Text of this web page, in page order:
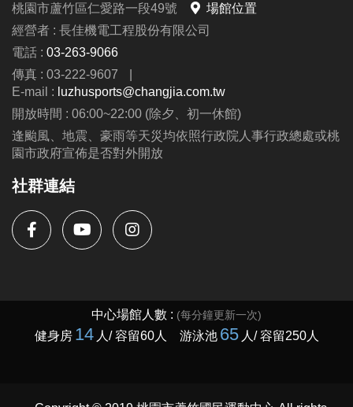
桃園市蘆竹區仁愛路一段49號
場館位置
經營者 : 長佳機電工程股份有限公司
電話 : 03-263-9066
傳真 : 03-222-9607
E-mail : luzhusports@changjia.com.tw
開放時間 : 06:00~22:00 (除夕、初一休館)
逢颱風、地震、豪雨等天災均依照行政院人事行政總處或桃
園市政府宣佈是否對外開放
社群連結